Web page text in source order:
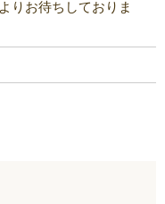
りお待ちしておりま